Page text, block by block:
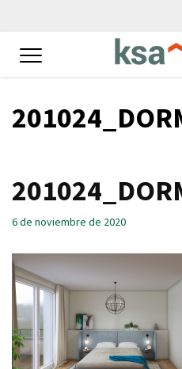
Toggle
6 de noviembre de 2020